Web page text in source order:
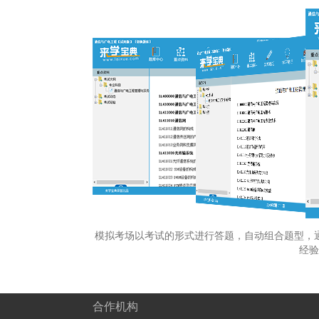
模拟考场以考试的形式进行答题，自动组合题型
经
合作机构